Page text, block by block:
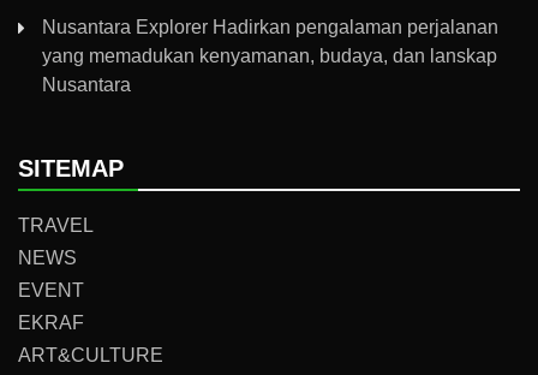
Nusantara Explorer Hadirkan pengalaman perjalanan
yang memadukan kenyamanan, budaya, dan lanskap
Nusantara
SITEMAP
TRAVEL
NEWS
EVENT
EKRAF
ART&CULTURE